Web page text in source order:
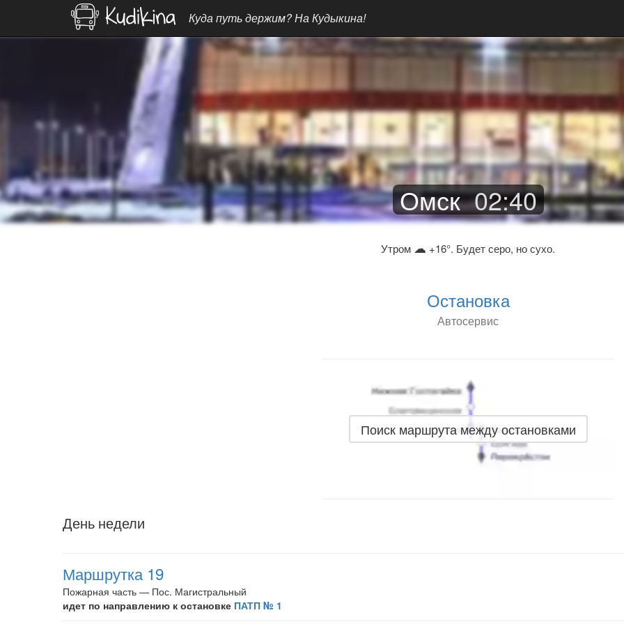
Куда путь держим? На Кудыкина!
Омск 02:40
Утром ☁ +16°. Будет серо, но сухо.
Остановка
Автосервис
Поиск маршрута между остановками
День недели
Маршрутка 19
Пожарная часть — Пос. Магистральный
идет по направлению к остановке ПАТП № 1